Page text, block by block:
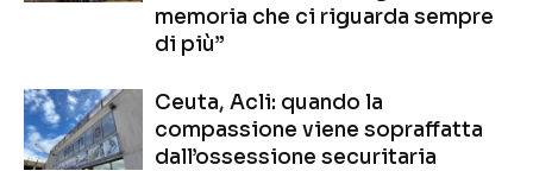
memoria che ci riguarda sempre
di più”
Ceuta, Acli: quando la
compassione viene sopraffatta
dall’ossessione securitaria